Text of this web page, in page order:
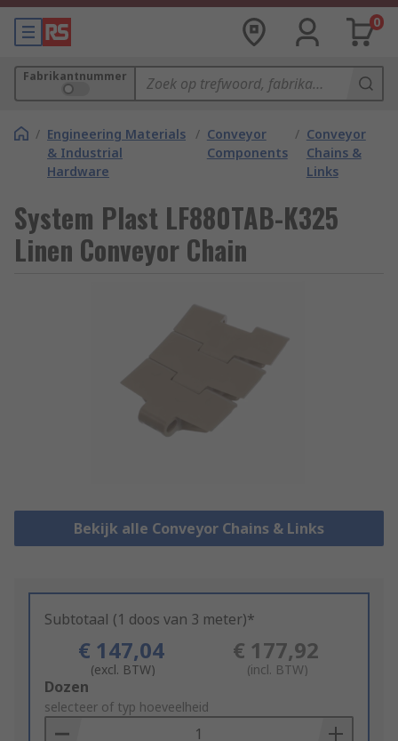
0
Fabrikantnummer
/ Engineering Materials
& Industrial
Hardware
/ Conveyor
Components
/ Conveyor
Chains &
Links
System Plast LF880TAB-K325
Linen Conveyor Chain
Bekijk alle Conveyor Chains & Links
Subtotaal (1 doos van 3 meter)*
€ 147,04
(excl. BTW)
€ 177,92
(incl. BTW)
Add
to
Basket
Dozen
selecteer of typ hoeveelheid